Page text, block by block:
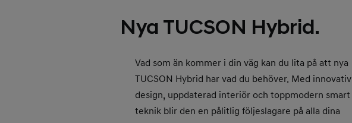
Nya TUCSON Hybrid.
Vad som än kommer i din väg kan du lita på att nya
TUCSON Hybrid har vad du behöver. Med innovativ
design, uppdaterad interiör och toppmodern smart
teknik blir den en pålitlig följeslagare på alla dina